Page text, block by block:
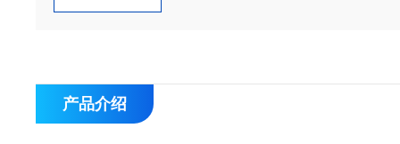
产品介绍